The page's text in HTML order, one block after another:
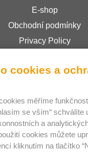
E-shop
Obchodní podmínky
Privacy Policy
Bee Interactive s.r.o.
180 00 Praha 8 – Libeň
Česká republika
cookies a
měříme
se vším“ schválíte
a
cookies můžete
kliknutím na tlačítko